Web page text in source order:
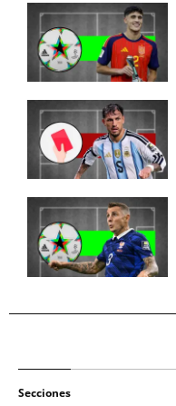
Secciones